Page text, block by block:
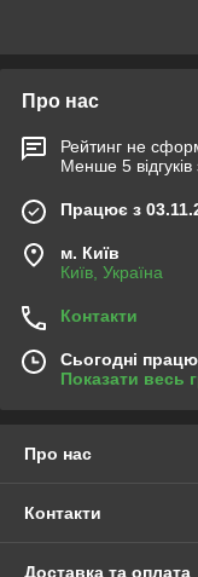
спортивних матів з
виробляємо часткове
сходів, тенти на
сільгоспмашини. Для
виготовляємо тенти
Здійснюємо виїзд
кошторису і виїзд
замовника.
Оперативність,
Про нас
Рейтинг не
Менше 5 відгуків
Працює з
м. Київ
Київ, Україна
Контакти
Сьогодні
Показати весь
Про нас
Контакти
Доставка та оплата